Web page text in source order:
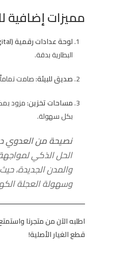
مميزات إضافية
لوحة عدادات رقمية (Digital):
البطارية بدقة.
صديق للبيئة:صامت تماماً
مساحات تخزين:مزود
بكل سهولة.
نصيحة من العدوي
الحل الذكي
والمدن الجديدة،
وسهولة العجلة
اطلبه الآن من متجرنا
قطع الغيار الأصلية!